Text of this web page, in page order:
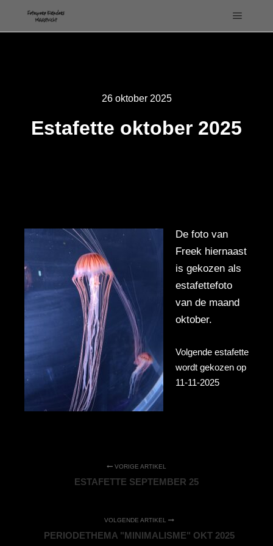
26 oktober 2025
Estafette oktober 2025
De foto van
Freek hiernaast
is gekozen als
estafettefoto
van de maand
oktober.
Volgende estafette
wordt gekozen op
11-11-2025
VORIGE ARTIKEL
ESTAFETTE SEPTEMBER 25
VOLGENDE ARTIKEL
PERIODETHEMA "MINIMALISME" OKT 2025